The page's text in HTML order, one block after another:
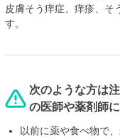
皮膚そう痒症、痒疹、そ
す。
次のような方は
の医師や薬剤師
以前に薬や食べ物で